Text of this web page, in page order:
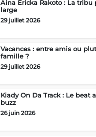
Aina Ericka Rakoto : La tribu
large
29 juillet 2026
Vacances : entre amis ou
famille ?
29 juillet 2026
Kiady On Da Track : Le beat
buzz
26 juin 2026